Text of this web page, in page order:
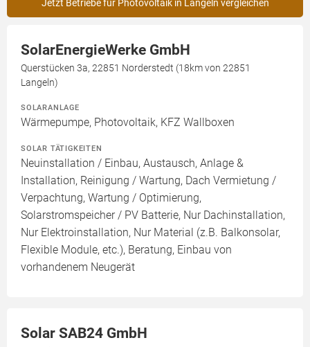
Jetzt Betriebe für Photovoltaik in Langeln vergleichen
SolarEnergieWerke GmbH
Querstücken 3a, 22851 Norderstedt (18km von 22851
Langeln)
SOLARANLAGE
Wärmepumpe, Photovoltaik, KFZ Wallboxen
SOLAR TÄTIGKEITEN
Neuinstallation / Einbau, Austausch, Anlage &
Installation, Reinigung / Wartung, Dach Vermietung /
Verpachtung, Wartung / Optimierung,
Solarstromspeicher / PV Batterie, Nur Dachinstallation,
Nur Elektroinstallation, Nur Material (z.B. Balkonsolar,
Flexible Module, etc.), Beratung, Einbau von
vorhandenem Neugerät
Solar SAB24 GmbH